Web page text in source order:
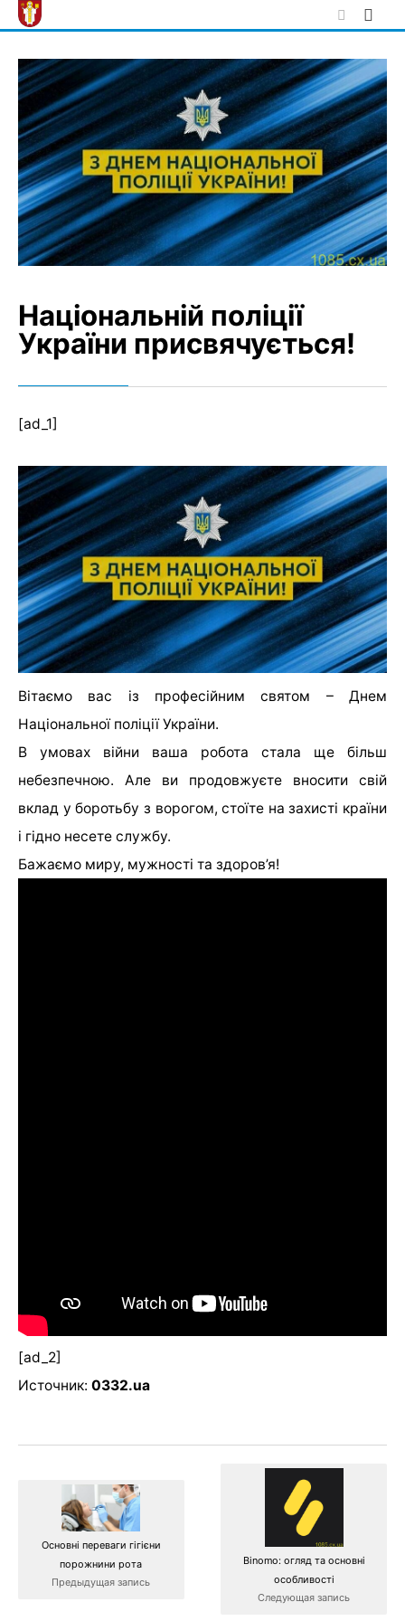
Skip
to
Національній поліції
України присвячується!
[ad_1]
Вітаємо вас із професійним святом – Днем
Національної поліції України.
В умовах війни ваша робота стала ще більш
небезпечною. Але ви продовжуєте вносити свій
вклад у боротьбу з ворогом, стоїте на захисті країни
і гідно несете службу.
Бажаємо миру, мужності та здоров’я!
[ad_2]
Источник: 0332.ua
Основні переваги гігієни
порожнини рота
Предыдущая запись
Binomo: огляд та основні
особливості
Следующая запись